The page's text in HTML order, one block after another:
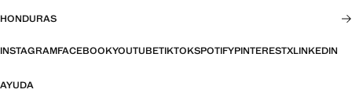
HONDURAS
INSTAGRAMFACEBOOKYOUTUBETIKTOKSPOTIFYPINTERESTXLINKEDIN
AYUDA